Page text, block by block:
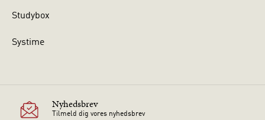
Studybox
Systime
Nyhedsbrev
Tilmeld dig vores nyhedsbrev